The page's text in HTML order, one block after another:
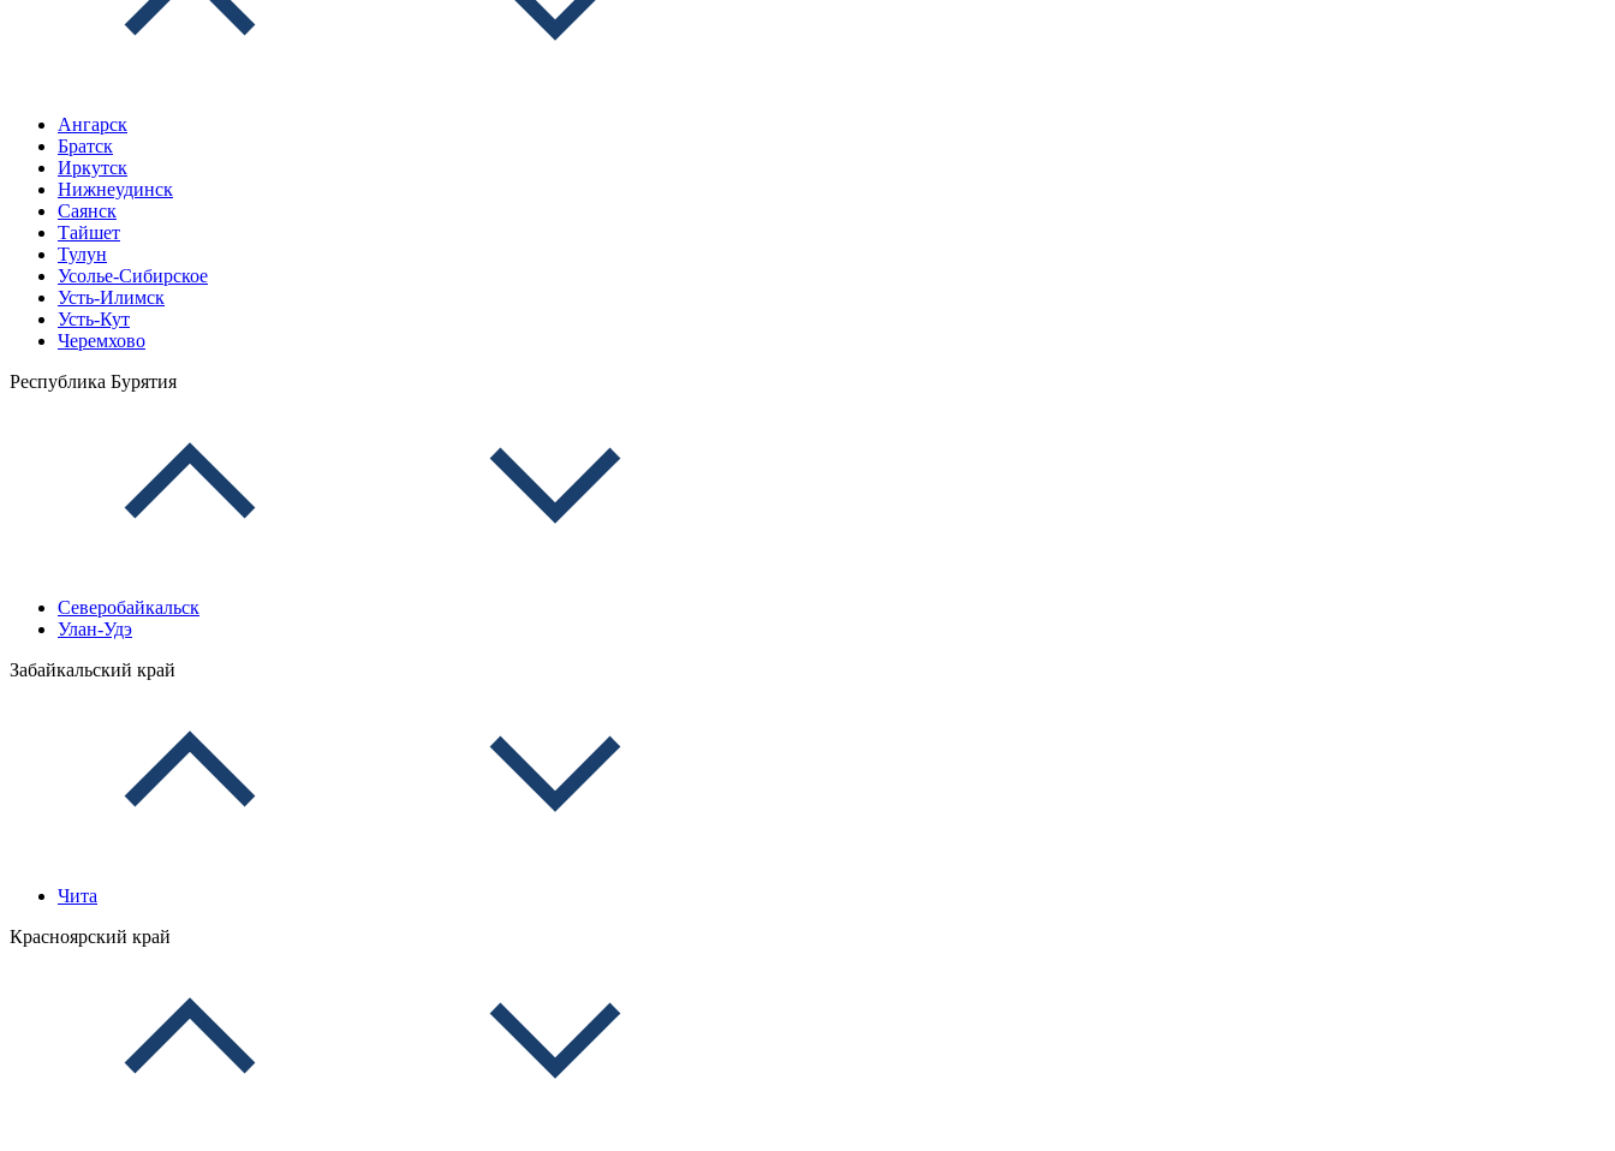
Ангарск
Братск
Иркутск
Нижнеудинск
Саянск
Тайшет
Тулун
Усолье-Сибирское
Усть-Илимск
Усть-Кут
Черемхово
Республика Бурятия
Северобайкальск
Улан-Удэ
Забайкальский край
Чита
Красноярский край